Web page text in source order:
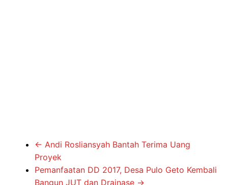
← Andi Rosliansyah Bantah Terima Uang
Proyek
Pemanfaatan DD 2017, Desa Pulo Geto Kembali
Bangun JUT dan Drainase →